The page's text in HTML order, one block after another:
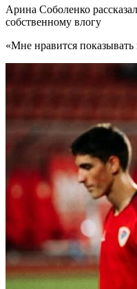
Арина Соболенко
собственному влогу
«Мне нравится показывать